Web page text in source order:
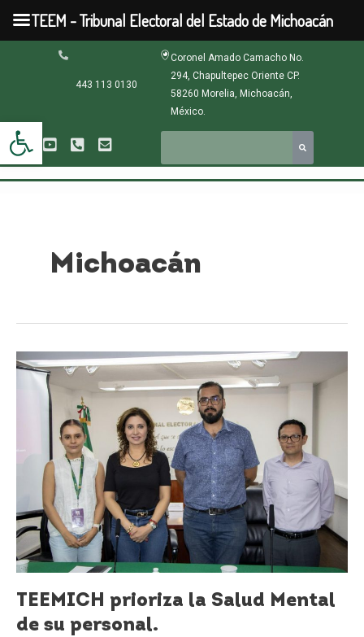
Abrir barra de herramientas
contenido
443 113 0130
Coronel Amado Camacho No.
294, Chapultepec Oriente CP.
58260 Morelia, Michoacán,
México.
Michoacán
TEEMICH prioriza la Salud Mental
de su personal.
TEEMICH
prioriza
personal.
Paginación
TEEM - Tribunal Electoral del Estado de Michoacán